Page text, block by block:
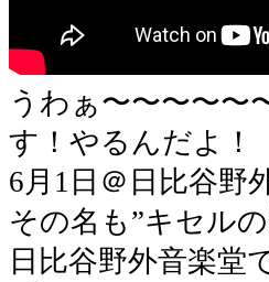
うわぁ〜〜〜〜〜
す！やるんだよ！
6月1日＠日比谷野
その名も”キセル
日比谷野外音楽堂